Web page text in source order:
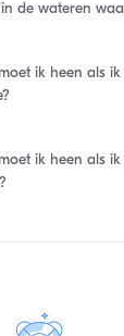
de wateren
ik heen als
ik heen als